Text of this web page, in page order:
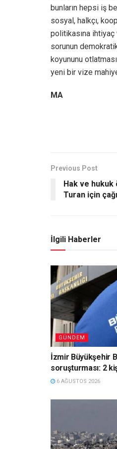
bunların hepsi iş
sosyal, halkçı,
politikasına
sorunun
koyununu
yeni bir vize
MA
Previous Post
Hak ve
Turan için
İlgili Haberler
GÜNDEM
İzmir Büyükşehir
soruşturması: 2
6 AĞUSTOS 2026